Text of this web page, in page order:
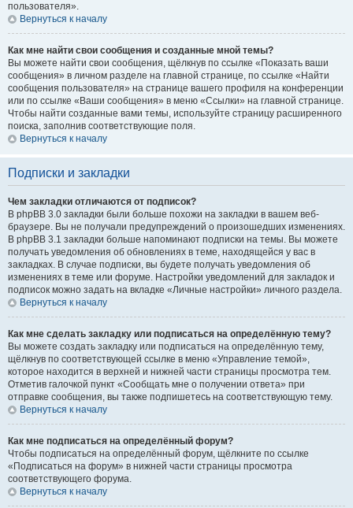
пользователя».
Вернуться к началу
Как мне найти свои сообщения и созданные мной темы?
Вы можете найти свои сообщения, щёлкнув по ссылке «Показать ваши
сообщения» в личном разделе на главной странице, по ссылке «Найти
сообщения пользователя» на странице вашего профиля на конференции
или по ссылке «Ваши сообщения» в меню «Ссылки» на главной странице.
Чтобы найти созданные вами темы, используйте страницу расширенного
поиска, заполнив соответствующие поля.
Вернуться к началу
Подписки и закладки
Чем закладки отличаются от подписок?
В phpBB 3.0 закладки были больше похожи на закладки в вашем веб-
браузере. Вы не получали предупреждений о произошедших изменениях.
В phpBB 3.1 закладки больше напоминают подписки на темы. Вы можете
получать уведомления об обновлениях в теме, находящейся у вас в
закладках. В случае подписки, вы будете получать уведомления об
изменениях в теме или форуме. Настройки уведомлений для закладок и
подписок можно задать на вкладке «Личные настройки» личного раздела.
Вернуться к началу
Как мне сделать закладку или подписаться на определённую тему?
Вы можете создать закладку или подписаться на определённую тему,
щёлкнув по соответствующей ссылке в меню «Управление темой»,
которое находится в верхней и нижней части страницы просмотра тем.
Отметив галочкой пункт «Сообщать мне о получении ответа» при
отправке сообщения, вы также подпишетесь на соответствующую тему.
Вернуться к началу
Как мне подписаться на определённый форум?
Чтобы подписаться на определённый форум, щёлкните по ссылке
«Подписаться на форум» в нижней части страницы просмотра
соответствующего форума.
Вернуться к началу